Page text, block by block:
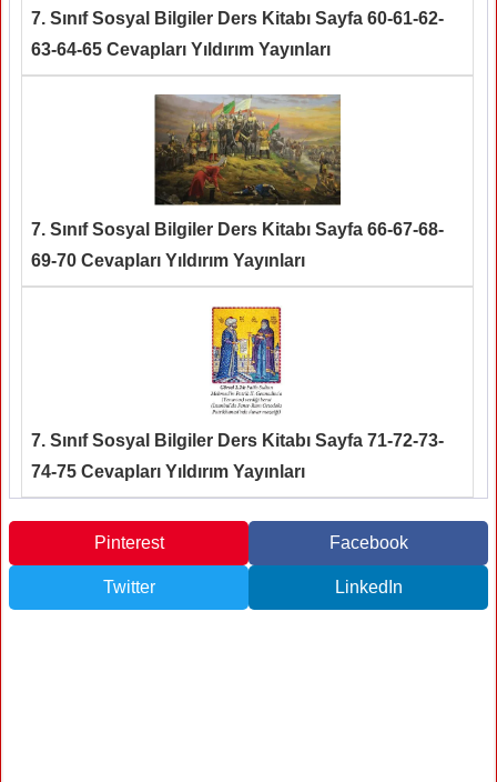
7. Sınıf Sosyal Bilgiler Ders Kitabı Sayfa 60-61-62-
63-64-65 Cevapları Yıldırım Yayınları
7. Sınıf Sosyal Bilgiler Ders Kitabı Sayfa 66-67-68-
69-70 Cevapları Yıldırım Yayınları
7. Sınıf Sosyal Bilgiler Ders Kitabı Sayfa 71-72-73-
74-75 Cevapları Yıldırım Yayınları
Pinterest Facebook
Twitter LinkedIn